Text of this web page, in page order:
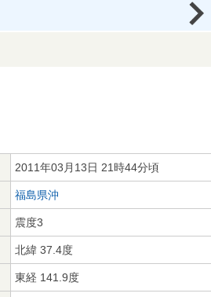
2011年03月13日 21時44分頃
福島県沖
震度3
北緯 37.4度
東経 141.9度